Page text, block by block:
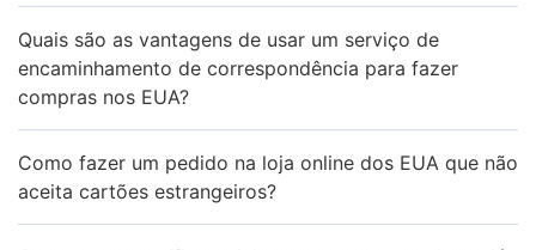
Quais são as vantagens de usar um serviço de
encaminhamento de correspondência para fazer
compras nos EUA?
Como fazer um pedido na loja online dos EUA que não
aceita cartões estrangeiros?